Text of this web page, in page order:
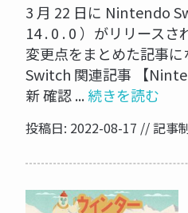
3 月 22 日に Nintendo
14 . 0 . 0 ）がリリース
変更点をまとめた記事
Switch 関連記事 【
新 確認 ...続きを読む
投稿日: 2022-08-17 // 記事